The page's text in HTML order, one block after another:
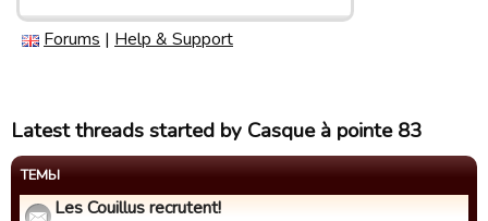
Forums | Help & Support
Latest threads started by Casque à pointe 83
ТЕМЫ
Les Couillus recrutent!